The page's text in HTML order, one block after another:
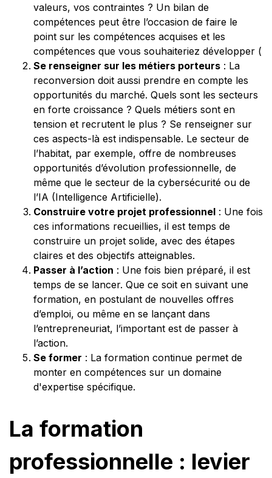
valeurs, vos contraintes ? Un bilan de
compétences peut être l’occasion de faire le
point sur les compétences acquises et les
compétences que vous souhaiteriez développer (
Se renseigner sur les métiers porteurs : La
reconversion doit aussi prendre en compte les
opportunités du marché. Quels sont les secteurs
en forte croissance ? Quels métiers sont en
tension et recrutent le plus ? Se renseigner sur
ces aspects-là est indispensable. Le secteur de
l’habitat, par exemple, offre de nombreuses
opportunités d’évolution professionnelle, de
même que le secteur de la cybersécurité ou de
l’IA (Intelligence Artificielle).
Construire votre projet professionnel : Une fois
ces informations recueillies, il est temps de
construire un projet solide, avec des étapes
claires et des objectifs atteignables.
Passer à l’action : Une fois bien préparé, il est
temps de se lancer. Que ce soit en suivant une
formation, en postulant de nouvelles offres
d’emploi, ou même en se lançant dans
l’entrepreneuriat, l’important est de passer à
l’action.
Se former : La formation continue permet de
monter en compétences sur un domaine
d'expertise spécifique.
La formation
professionnelle : levier